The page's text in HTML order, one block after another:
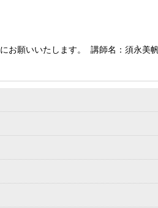
お願いいたします。 講師名：須永